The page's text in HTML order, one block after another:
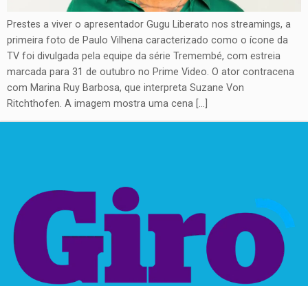
Prestes a viver o apresentador Gugu Liberato nos streamings, a
primeira foto de Paulo Vilhena caracterizado como o ícone da
TV foi divulgada pela equipe da série Tremembé, com estreia
marcada para 31 de outubro no Prime Video. O ator contracena
com Marina Ruy Barbosa, que interpreta Suzane Von
Ritchthofen. A imagem mostra uma cena […]